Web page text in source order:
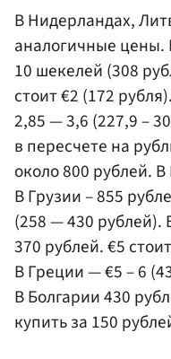
В Нидерландах,
аналогичные цены.
10 шекелей (308
стоит €2 (172
2,85 — 3,6 (227,9 –
в пересчете на
около 800 рублей.
В Грузии – 855
(258 — 430 рублей).
370 рублей. €5
В Греции — €5 – 6
В Болгарии 430
купить за 150